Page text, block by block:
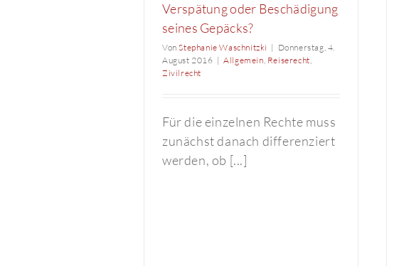
Verspätung oder Beschädigung
seines Gepäcks?
VonStephanie Waschnitzki | Donnerstag, 4.
August 2016 | Allgemein, Reiserecht,
Zivilrecht
Für die einzelnen Rechte muss
zunächst danach differenziert
werden, ob [...]